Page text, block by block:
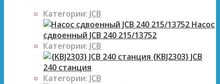
Категории: JCB
Насос
сдвоенный JCB 240 215/13752
Категории: JCB
{KBJ2303} JCB
240 станция
Категории: JCB